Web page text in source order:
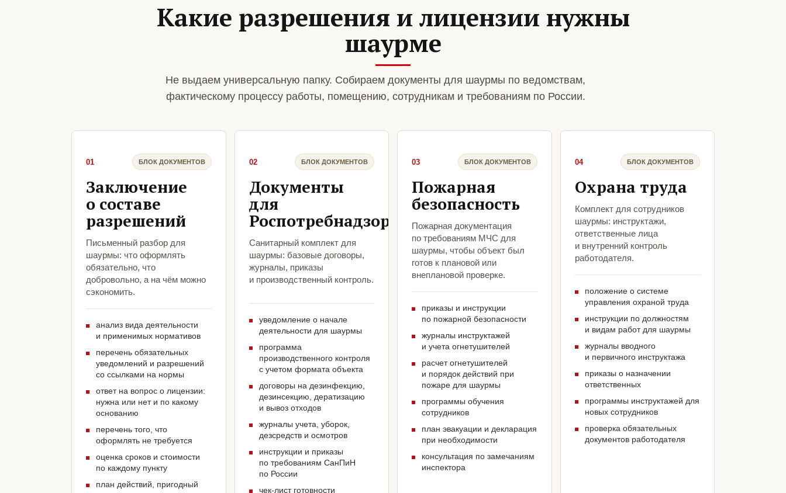
Какие разрешения и лицензии нужны
шаурме
Не выдаем универсальную папку. Собираем документы для шаурмы по ведомствам,
фактическому процессу работы, помещению, сотрудникам и требованиям по России.
01 БЛОК ДОКУМЕНТОВ
Заключение
о составе
разрешений
Письменный разбор для
шаурмы: что оформлять
обязательно, что
добровольно, а на чём можно
сэкономить.
анализ вида деятельности
и применимых нормативов
перечень обязательных
уведомлений и разрешений
со ссылками на нормы
ответ на вопрос о лицензии:
нужна или нет и по какому
основанию
перечень того, что
оформлять не требуется
оценка сроков и стоимости
по каждому пункту
план действий, пригодный
02 БЛОК ДОКУМЕНТОВ
Документы
для
Роспотребнадзора
Санитарный комплект для
шаурмы: базовые договоры,
журналы, приказы
и производственный контроль.
уведомление о начале
деятельности для шаурмы
программа
производственного контроля
с учетом формата объекта
договоры на дезинфекцию,
дезинсекцию, дератизацию
и вывоз отходов
журналы учета, уборок,
дезсредств и осмотров
инструкции и приказы
по требованиям СанПиН
по России
чек-лист готовности
03 БЛОК ДОКУМЕНТОВ
Пожарная
безопасность
Пожарная документация
по требованиям МЧС для
шаурмы, чтобы объект был
готов к плановой или
внеплановой проверке.
приказы и инструкции
по пожарной безопасности
журналы инструктажей
и учета огнетушителей
расчет огнетушителей
и порядок действий при
пожаре для шаурмы
программы обучения
сотрудников
план эвакуации и декларация
при необходимости
консультация по замечаниям
инспектора
04 БЛОК ДОКУМЕНТОВ
Охрана труда
Комплект для сотрудников
шаурмы: инструктажи,
ответственные лица
и внутренний контроль
работодателя.
положение о системе
управления охраной труда
инструкции по должностям
и видам работ для шаурмы
журналы вводного
и первичного инструктажа
приказы о назначении
ответственных
программы инструктажей для
новых сотрудников
проверка обязательных
документов работодателя